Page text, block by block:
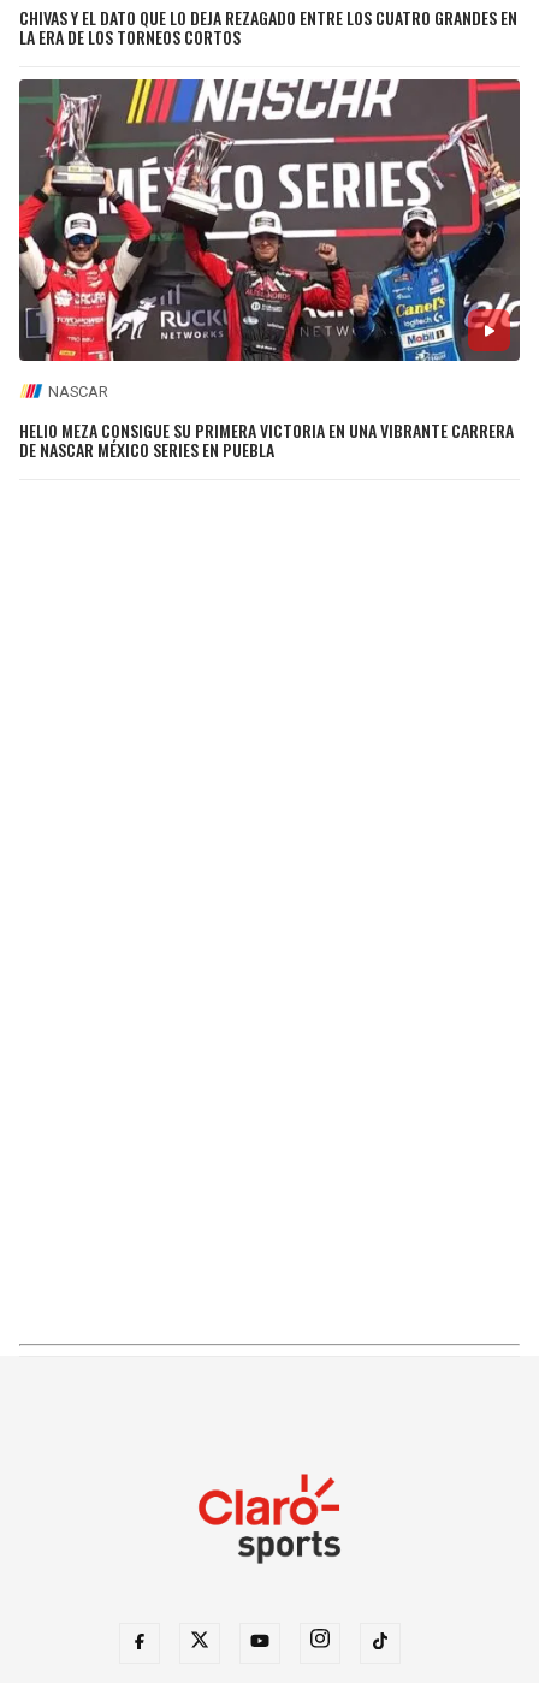
CHIVAS Y EL DATO QUE LO DEJA REZAGADO ENTRE LOS CUATRO GRANDES EN
LA ERA DE LOS TORNEOS CORTOS
NASCAR
HELIO MEZA CONSIGUE SU PRIMERA VICTORIA EN UNA VIBRANTE CARRERA
DE NASCAR MÉXICO SERIES EN PUEBLA